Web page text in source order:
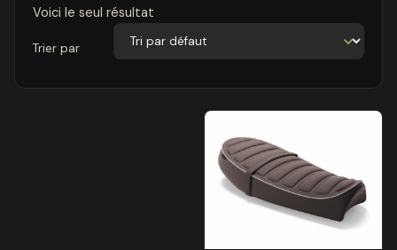
Voici le seul résultat
Trier par